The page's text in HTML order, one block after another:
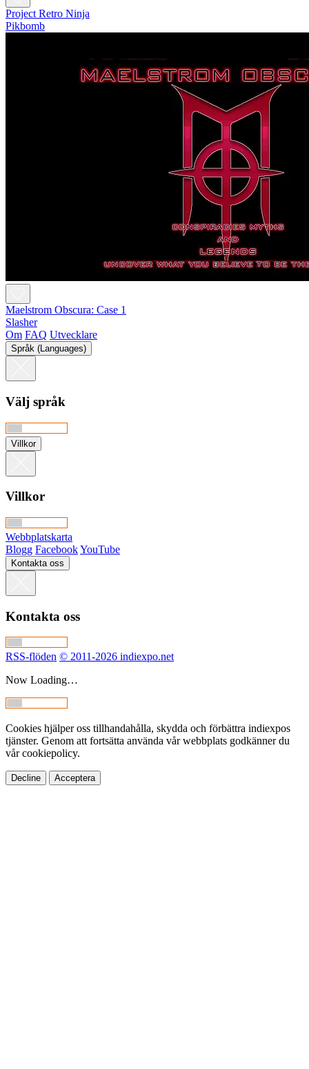
Project Retro Ninja
Pikbomb
Maelstrom Obscura: Case 1
Slasher
Om FAQ Utvecklare
Språk (Languages)
Välj språk
Villkor
Villkor
Webbplatskarta
Blogg FacebookYouTube
Kontakta oss
Kontakta oss
RSS-flöden © 2011-2026 indiexpo.net
Now Loading…
Cookies hjälper oss tillhandahålla, skydda och förbättra indiexpos
tjänster. Genom att fortsätta använda vår webbplats godkänner du
vår cookiepolicy.
Decline Acceptera